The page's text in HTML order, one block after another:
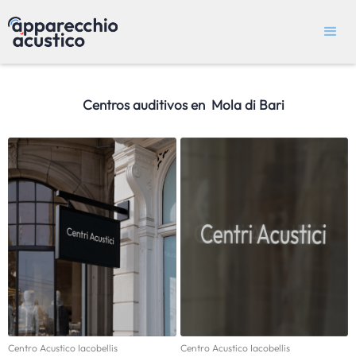
Centros auditivos en Mola di Bari
Centro Acustico Iacobellis Centro Acustico Iacobellis